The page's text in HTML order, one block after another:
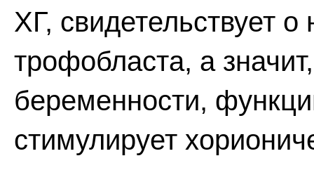
ХГ, свидетельствует
трофобласта, а
беременности,
стимулирует